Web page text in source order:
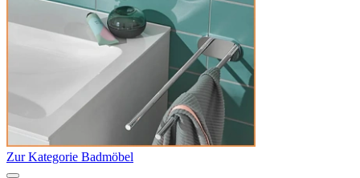
Zur Kategorie Badmöbel